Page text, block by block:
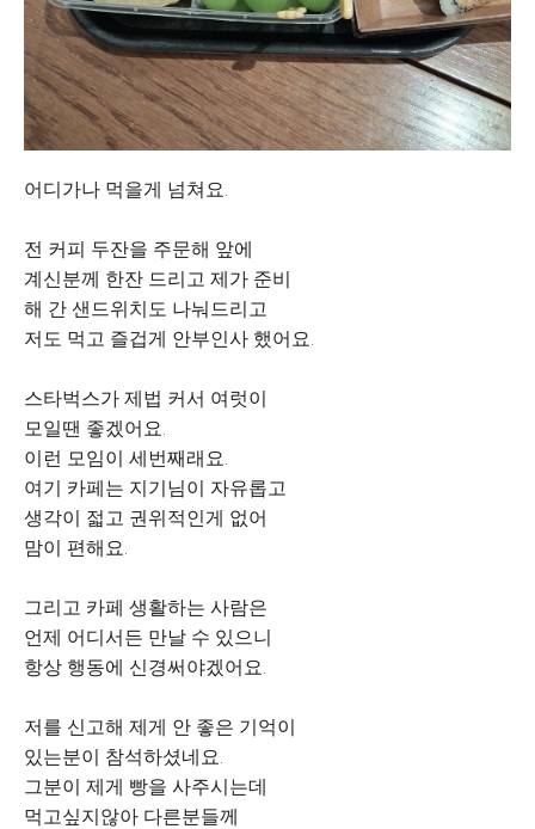
어디가나 먹을게 넘쳐요.
전 커피 두잔을 주문해 앞에
계신분께 한잔 드리고 제가 준비
해 간 샌드위치도 나눠드리고
저도 먹고 즐겁게 안부인사 했어요.
스타벅스가 제법 커서 여럿이
모일땐 좋겠어요.
이런 모임이 세번째래요.
여기 카페는 지기님이 자유롭고
생각이 젋고 권위적인게 없어
맘이 편해요.
그리고 카페 생활하는 사람은
언제 어디서든 만날 수 있으니
항상 행동에 신경써야겠어요.
저를 신고해 제게 안 좋은 기억이
있는분이 참석하셨네요.
그분이 제게 빵을 사주시는데
먹고싶지않아 다른분들께